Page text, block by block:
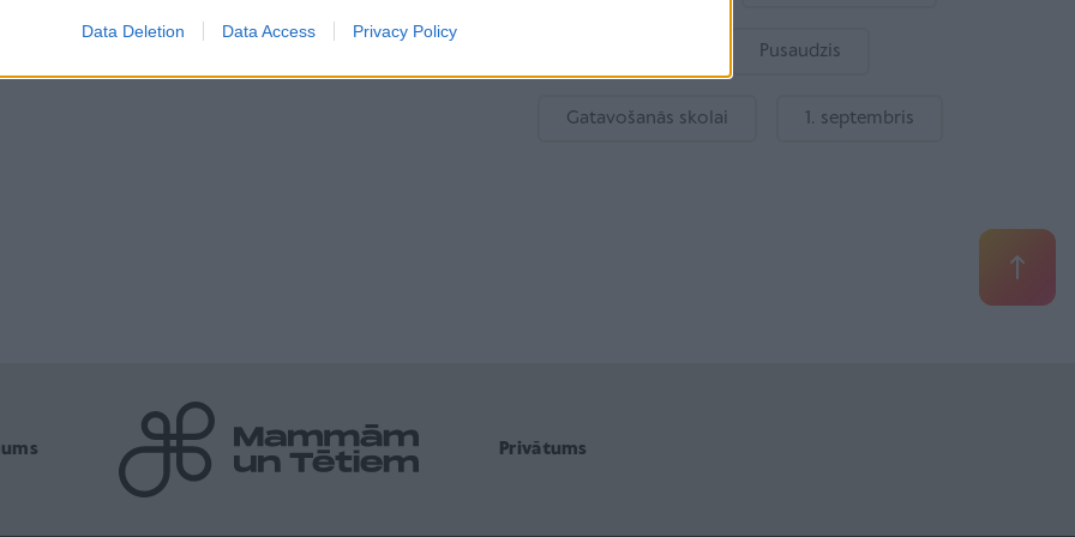
Data Deletion Data Access Privacy Policy
Pusaudzis
Gatavošanās skolai 1. septembris
Privātums